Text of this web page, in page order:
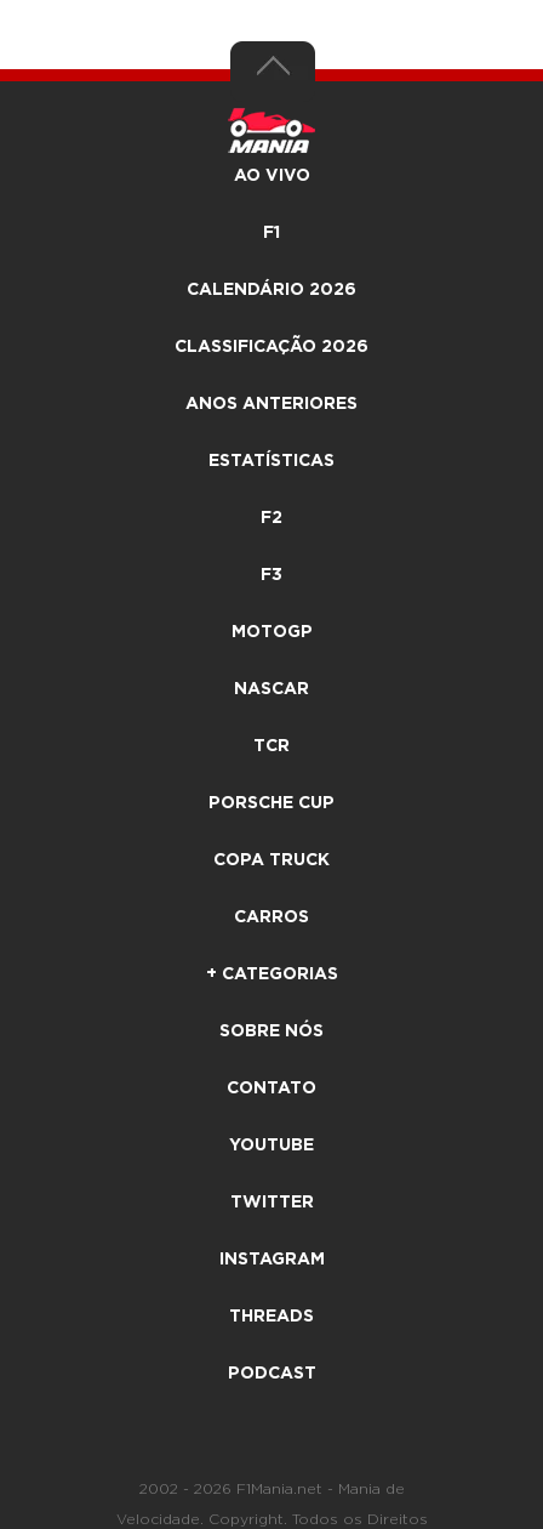
AO VIVO
F1
CALENDÁRIO 2026
CLASSIFICAÇÃO 2026
ANOS ANTERIORES
ESTATÍSTICAS
F2
F3
MOTOGP
NASCAR
TCR
PORSCHE CUP
COPA TRUCK
CARROS
+ CATEGORIAS
SOBRE NÓS
CONTATO
YOUTUBE
TWITTER
INSTAGRAM
THREADS
PODCAST
2002 - 2026 F1Mania.net - Mania de
Velocidade. Copyright. Todos os Direitos